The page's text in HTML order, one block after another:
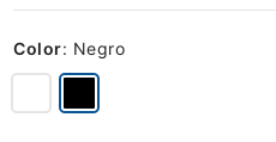
Color: Negro